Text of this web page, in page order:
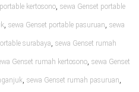
kertosono, sewa Genset portable
, sewa Genset portable pasuruan, sewa
surabaya, sewa Genset rumah
Genset rumah kertosono, sewa Genset
, sewa Genset rumah pasuruan,